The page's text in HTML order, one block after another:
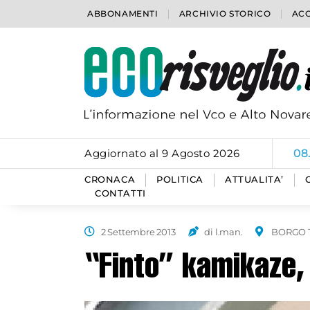
ABBONAMENTI ARCHIVIO STORICO
Aggiornato al 9 Agosto 2026
CRONACA POLITICA ATTUALITA’
CONTATTI
2 Settembre 2013 di l.man. BORGO
“Finto”